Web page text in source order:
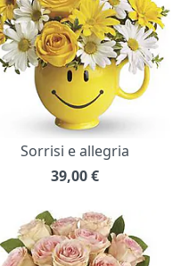
Sorrisi e allegria
39,00€